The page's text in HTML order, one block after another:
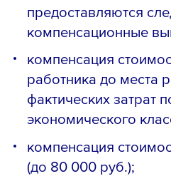
предоставляются
компенсационные
компенсация
работника до места
фактических затрат
экономического
компенсация
(до 80 000 руб.);